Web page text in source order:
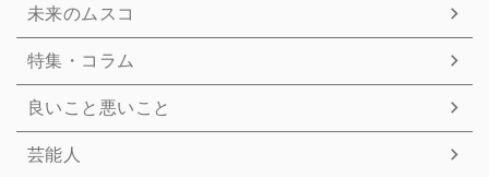
未来のムスコ
特集・コラム
良いこと悪いこと
芸能人